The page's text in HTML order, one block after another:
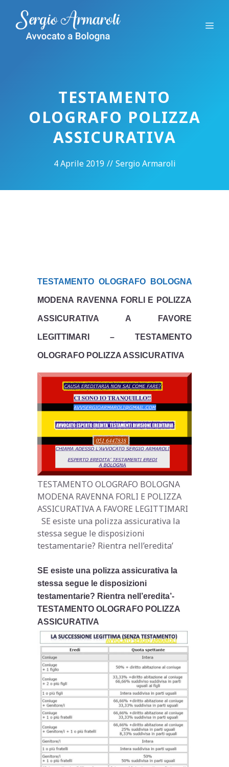
contenuto
TESTAMENTO
OLOGRAFO POLIZZA
ASSICURATIVA
4 Aprile 2019 // Sergio Armaroli
TESTAMENTO OLOGRAFO BOLOGNA
MODENA RAVENNA FORLI E POLIZZA
ASSICURATIVA A FAVORE
LEGITTIMARI – TESTAMENTO
OLOGRAFO POLIZZA ASSICURATIVA
TESTAMENTO OLOGRAFO BOLOGNA
MODENA RAVENNA FORLI E POLIZZA
ASSICURATIVA A FAVORE LEGITTIMARI
SE esiste una polizza assicurativa la
stessa segue le disposizioni
testamentarie? Rientra nell’eredita’
SE esiste una polizza assicurativa la
stessa segue le disposizioni
testamentarie? Rientra nell’eredita’-
TESTAMENTO OLOGRAFO POLIZZA
ASSICURATIVA